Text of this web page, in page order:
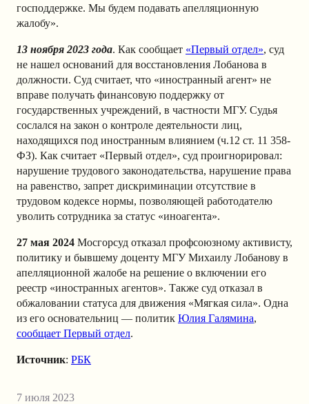
господдержке. Мы будем подавать апелляционную
жалобу».
13 ноября 2023 года. Как сообщает «Первый отдел», суд
не нашел оснований для восстановления Лобанова в
должности. Суд считает, что «иностранный агент» не
вправе получать финансовую поддержку от
государственных учреждений, в частности МГУ. Судья
сослался на закон о контроле деятельности лиц,
находящихся под иностранным влиянием (ч.12 ст. 11 358-
ФЗ). Как считает «Первый отдел», суд проигнорировал:
нарушение трудового законодательства, нарушение права
на равенство, запрет дискриминации отсутствие в
трудовом кодексе нормы, позволяющей работодателю
уволить сотрудника за статус «иноагента».
27 мая 2024 Мосгорсуд отказал профсоюзному активисту,
политику и бывшему доценту МГУ Михаилу Лобанову в
апелляционной жалобе на решение о включении его
реестр «иностранных агентов». Также суд отказал в
обжаловании статуса для движения «Мягкая сила». Одна
из его основательниц — политик Юлия Галямина,
сообщает Первый отдел.
Источник: РБК
7 июля 2023